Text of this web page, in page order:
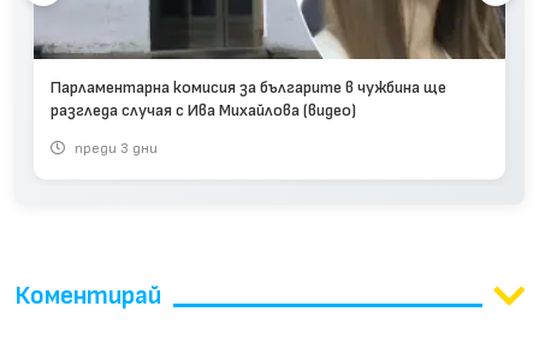
Парламентарна комисия за българите в чужбина ще
разгледа случая с Ива Михайлова (видео)
преди 3 дни
Коментирай